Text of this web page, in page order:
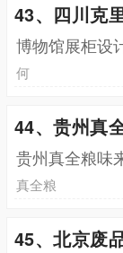
43、四川克
博物馆展柜设
何
44、贵州真
贵州真全粮味
真全粮
45、北京废